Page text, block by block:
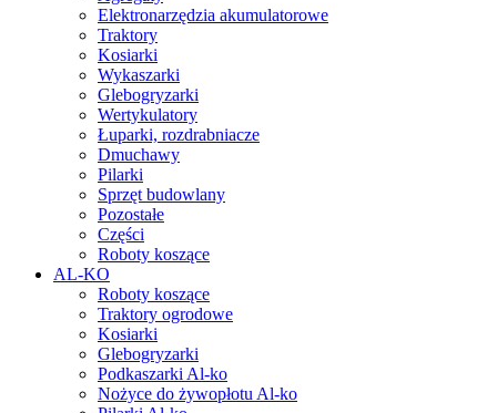
Elektronarzędzia akumulatorowe
Traktory
Kosiarki
Wykaszarki
Glebogryzarki
Wertykulatory
Łuparki, rozdrabniacze
Dmuchawy
Pilarki
Sprzęt budowlany
Pozostałe
Części
Roboty koszące
AL-KO
Roboty koszące
Traktory ogrodowe
Kosiarki
Glebogryzarki
Podkaszarki Al-ko
Nożyce do żywopłotu Al-ko